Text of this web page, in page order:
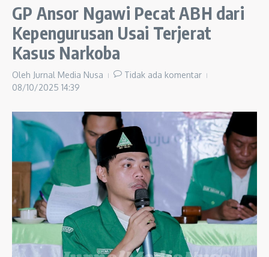
GP Ansor Ngawi Pecat ABH dari
Kepengurusan Usai Terjerat
Kasus Narkoba
Oleh Jurnal Media Nusa
Tidak ada komentar
08/10/2025 14:39